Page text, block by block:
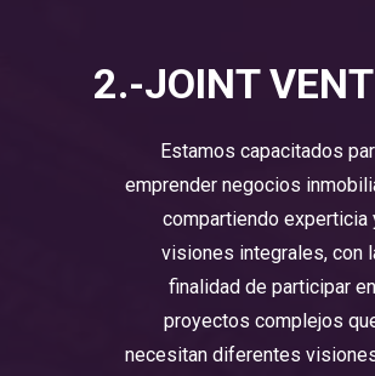
2.-JOINT
Estamos capacitados
emprender negocios
compartiendo experticia
visiones integrales, con
finalidad de participar en
proyectos complejos
necesitan diferentes